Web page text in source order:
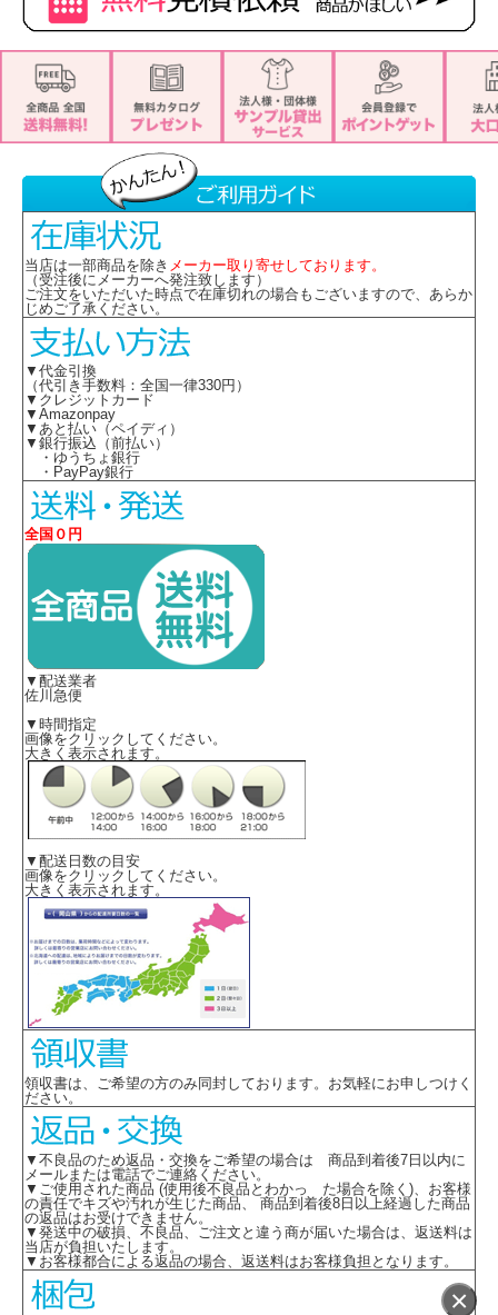
×
当店は一部商品を除き メーカー取り寄せしております。
（受注後にメーカーへ発注致します）
ご注文をいただいた時点で在庫切れの場合もございますので、あらか
じめご了承ください。
▼代金引換
（代引き手数料：全国一律330円）
▼クレジットカード
▼Amazonpay
▼あと払い（ペイディ）
▼銀行振込（前払い）
・ゆうちょ銀行
・PayPay銀行
全国０円
▼配送業者
佐川急便
▼時間指定
画像をクリックしてください。
大きく表示されます。
▼配送日数の目安
画像をクリックしてください。
大きく表示されます。
領収書は、ご希望の方のみ同封しております。お気軽にお申しつけく
ださい。
▼不良品のため返品・交換をご希望の場合は 商品到着後7日以内に
メールまたは電話でご連絡ください。
▼ご使用された商品 (使用後不良品とわかっ た場合を除く)、お客様
の責任でキズや汚れが生じた商品、 商品到着後8日以上経過した商品
の返品はお受けできません。
▼発送中の破損、不良品、ご注文と違う商が届いた場合は、返送料は
当店が負担いたします。
▼お客様都合による返品の場合、返送料はお客様負担となります。